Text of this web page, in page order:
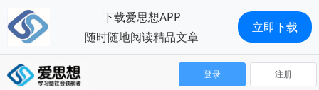
登录 注册
下载爱思想APP
随时随地阅读精品文章
立即下载